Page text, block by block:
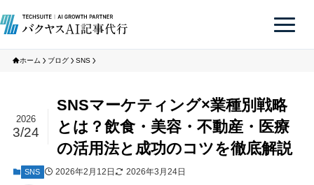
ホーム ブログ SNS
SNSマーケティング×業種別戦略
とは？飲食・美容・不動産・医療
の活用法と成功のコツを徹底解説
2026
3/24
SNS 2026年2月12日 2026年3月24日